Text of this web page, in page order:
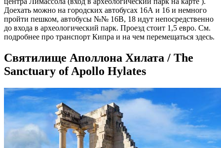
Доехать можно на городских автобусах 16А и 16 и немного
пройти пешком, автобусы №№ 16B, 18 идут непосредственно
до входа в археологический парк. Проезд стоит 1,5 евро. См.
подробнее про транспорт Кипра и на чем перемещаться здесь.
Святилище Аполлона Хилата / The
Sanctuary of Apollo Hylates